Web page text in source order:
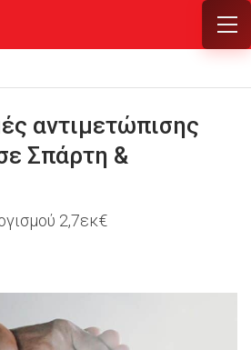
αντιμετώπισης
Σπάρτη &
2,7εκ€